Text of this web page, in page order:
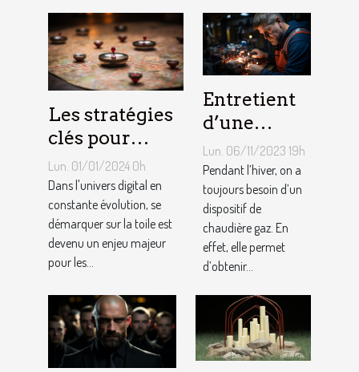
Les stratégies
clés pour
améliorer le
référencement
naturel de
votre site
internet à
Bruxelles
Lun. 01/01/2024 0h
Dans l'univers digital en
constante évolution, se
démarquer sur la toile est
devenu un enjeu majeur
pour les...
Entretient
d’une
chaudière
gaz :
Comment
ça marche ?
Lun. 06/11/2023 19h
Pendant l’hiver, on a
toujours besoin d’un
dispositif de
chaudière gaz. En
effet, elle permet
d’obtenir...